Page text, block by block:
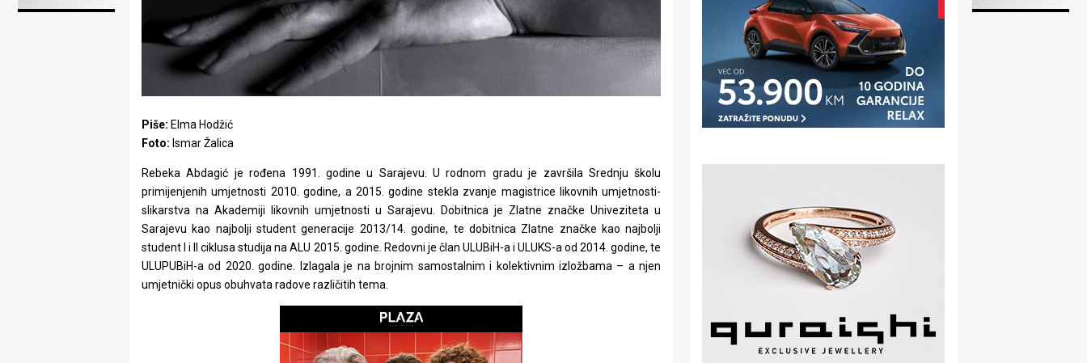
u
Piše: Elma Hodžić
Foto: Ismar Žalica
Rebeka Abdagić je rođena 1991. godine u Sarajevu. U rodnom gradu je završila Srednju školu
primijenjenih umjetnosti 2010. godine, a 2015. godine stekla zvanje magistrice likovnih umjetnosti-
slikarstva na Akademiji likovnih umjetnosti u Sarajevu. Dobitnica je Zlatne značke Univeziteta u
Sarajevu kao najbolji student generacije 2013/14. godine, te dobitnica Zlatne značke kao najbolji
student I i II ciklusa studija na ALU 2015. godine. Redovni je član ULUBiH-a i ULUKS-a od 2014. godine, te
ULUPUBiH-a od 2020. godine. Izlagala je na brojnim samostalnim i kolektivnim izložbama – a njen
umjetnički opus obuhvata radove različitih tema.